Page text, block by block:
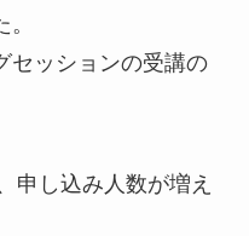
セッションの受講の
申し込み人数が増え